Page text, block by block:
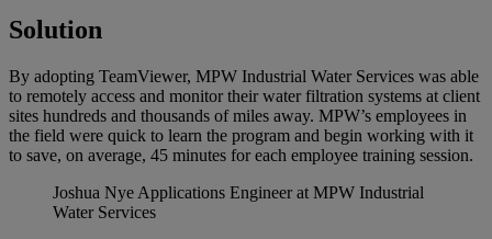
Solution
By adopting TeamViewer, MPW Industrial Water Services was able
to remotely access and monitor their water filtration systems at client
sites hundreds and thousands of miles away. MPW’s employees in
the field were quick to learn the program and begin working with it
to save, on average, 45 minutes for each employee training session.
Joshua Nye Applications Engineer at MPW Industrial
Water Services